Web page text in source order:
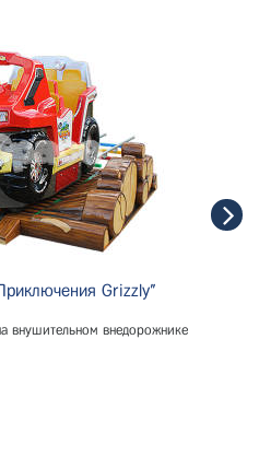
Grizzly"
внушительном внедорожнике